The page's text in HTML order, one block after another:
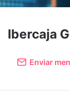
Ibercaja
Enviar